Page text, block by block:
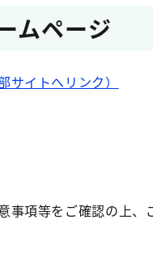
ムページ
サイトへリンク）
事項等をご確認の上、